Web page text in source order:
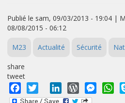
Publié le sam, 09/03/2013 - 19:04 |
08/08/2015 - 06:12
M23 Actualité Sécurité
share
tweet
Facebook
Twitter LinkedInWordPress